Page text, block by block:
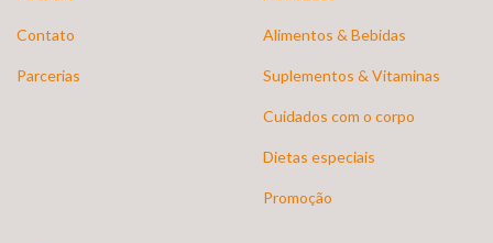
Contato
Parcerias
Alimentos & Bebidas
Suplementos & Vitaminas
Cuidados com o corpo
Dietas especiais
Promoção